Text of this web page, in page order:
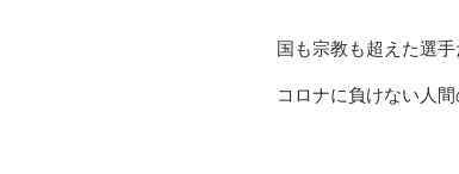
国も宗教も超えた選
コロナに負けない人